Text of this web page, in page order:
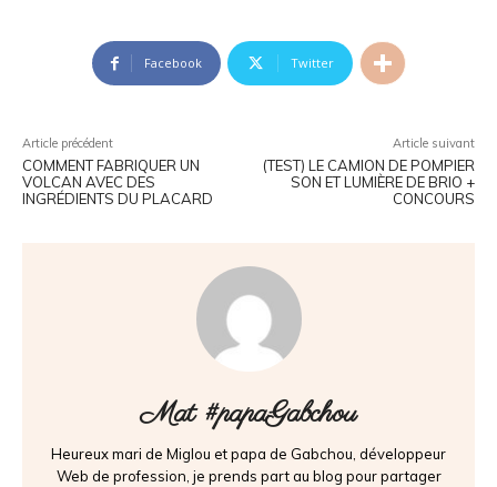
Facebook Twitter
Article précédent
COMMENT FABRIQUER UN
VOLCAN AVEC DES
INGRÉDIENTS DU PLACARD
Article suivant
(TEST) LE CAMION DE POMPIER
SON ET LUMIÈRE DE BRIO +
CONCOURS
Mat #papaGabchou
Heureux mari de Miglou et papa de Gabchou, développeur
Web de profession, je prends part au blog pour partager